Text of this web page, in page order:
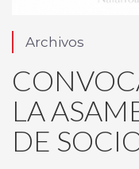
Archivos
LA
DE